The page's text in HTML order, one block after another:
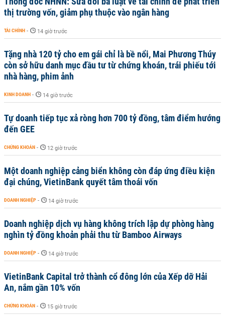
thị trường vốn, giảm phụ thuộc vào ngân hàng
TÀI CHÍNH - 14 giờ trước
Tặng nhà 120 tỷ cho em gái chỉ là bề nổi, Mai Phương Thúy
còn sở hữu danh mục đầu tư từ chứng khoán, trái phiếu tới
nhà hàng, phim ảnh
KINH DOANH - 14 giờ trước
Tự doanh tiếp tục xả ròng hơn 700 tỷ đồng, tâm điểm hướng
đến GEE
CHỨNG KHOÁN - 12 giờ trước
Một doanh nghiệp cảng biển không còn đáp ứng điều kiện
đại chúng, VietinBank quyết tâm thoái vốn
DOANH NGHIỆP - 14 giờ trước
Doanh nghiệp dịch vụ hàng không trích lập dự phòng hàng
nghìn tỷ đồng khoản phải thu từ Bamboo Airways
DOANH NGHIỆP - 14 giờ trước
VietinBank Capital trở thành cổ đông lớn của Xếp dỡ Hải
An, nắm gần 10% vốn
CHỨNG KHOÁN - 15 giờ trước